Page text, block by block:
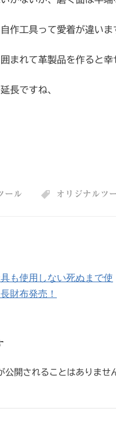
作工具って愛着が違いま
まれて革製品を作ると幸
長ですね、
ール オリジナルツ
も使用しない死ぬまで使
財布発売！
公開されることはありませ